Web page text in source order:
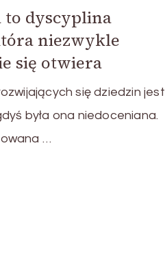
to dyscyplina
niezwykle
się otwiera
się dziedzin jest
była ona niedoceniana.
…